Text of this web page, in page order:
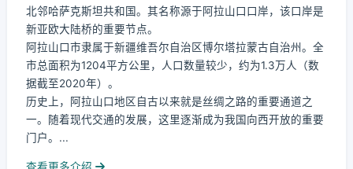
北邻哈萨克斯坦共和国。其名称源于阿拉山口口岸，该口岸是
新亚欧大陆桥的重要节点。
阿拉山口市隶属于新疆维吾尔自治区博尔塔拉蒙古自治州。全
市总面积为1204平方公里，人口数量较少，约为1.3万人（数
据截至2020年）。
历史上，阿拉山口地区自古以来就是丝绸之路的重要通道之
一。随着现代交通的发展，这里逐渐成为我国向西开放的重要
门户。...